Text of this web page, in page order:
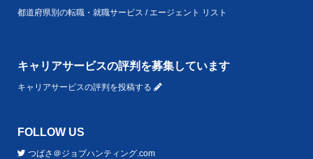
都道府県別の転職・就職サービス / エージェント リスト
キャリアサービスの評判を募集しています
キャリアサービスの評判を投稿する
FOLLOW US
つばさ＠ジョブハンティング.com